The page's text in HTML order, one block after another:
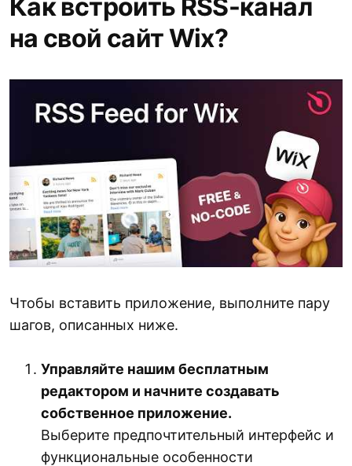
Как встроить RSS-канал
на свой сайт Wix?
Чтобы вставить приложение, выполните пару
шагов, описанных ниже.
Управляйте нашим бесплатным
редактором и начните создавать
собственное приложение.
Выберите предпочтительный интерфейс и
функциональные особенности